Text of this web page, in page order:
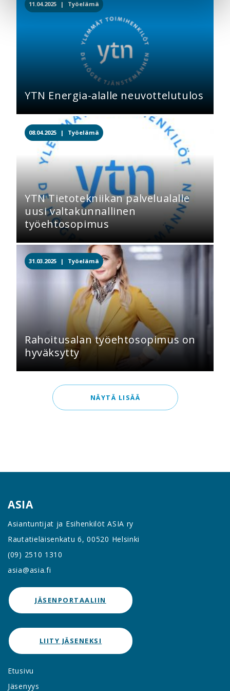
11.04.2025 | Työelämä
YTN Energia-alalle neuvottelutulos
08.04.2025 | Työelämä
YTN Tietotekniikan palvelualalle
uusi valtakunnallinen
työehtosopimus
31.03.2025 | Työelämä
Rahoitusalan työehtosopimus on
hyväksytty
NÄYTÄ LISÄÄ
ASIA
Asiantuntijat ja Esihenkilöt ASIA ry
Rautatieläisenkatu 6, 00520 Helsinki
(09) 2510 1310
asia@asia.fi
JÄSENPORTAALIIN
LIITY JÄSENEKSI
Etusivu
Jäsenyys